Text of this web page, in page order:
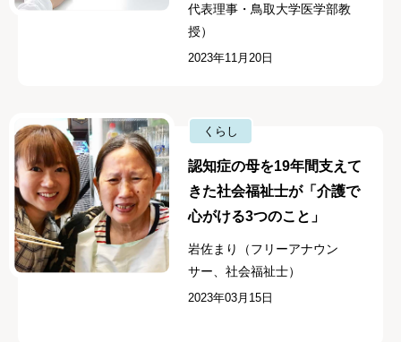
代表理事・鳥取大学医学部教
授）
2023年11月20日
くらし
認知症の母を19年間支えて
きた社会福祉士が「介護で
心がける3つのこと」
岩佐まり（フリーアナウン
サー、社会福祉士）
2023年03月15日